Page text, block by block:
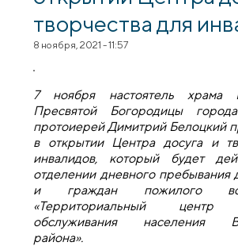
творчества для
8 ноября, 2021 - 11:57
7 ноября настоятель храма
Пресвятой Богородицы
протоиерей Димитрий Белоцкий
в открытии Центра досуга и
инвалидов, который будет
отделении дневного пребывания
и граждан пожилого
«Территориальный центр
обслуживания населения
района».